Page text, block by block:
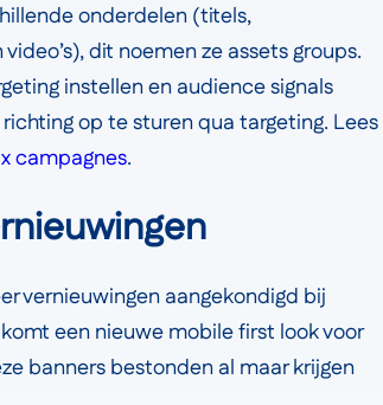
onderdelen (titels,
dit noemen ze assets groups.
instellen en audience signals
op te sturen qua targeting. Lees
campagnes.
vernieuwingen aangekondigd bij
een nieuwe mobile first look voor
banners bestonden al maar krijgen